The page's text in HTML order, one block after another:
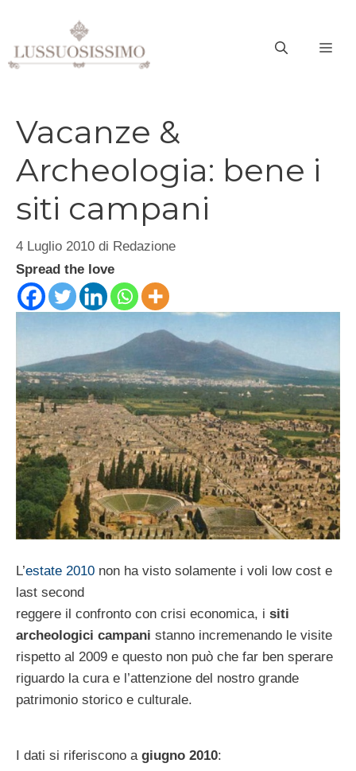
contenuto
Vacanze &
Archeologia: bene i
siti campani
4 Luglio 2010 di Redazione
Spread the love
L’estate 2010 non ha visto solamente i voli low cost e
last second
reggere il confronto con crisi economica, i siti
archeologici campani stanno incremenando le visite
rispetto al 2009 e questo non può che far ben sperare
riguardo la cura e l’attenzione del nostro grande
patrimonio storico e culturale.
I dati si riferiscono a giugno 2010: